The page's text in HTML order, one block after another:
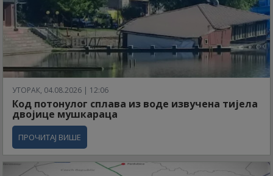
УТОРАК, 04.08.2026 | 12:06
Код потонулог сплава из воде извучена тијела
двојице мушкараца
ПРОЧИТАЈ ВИШЕ